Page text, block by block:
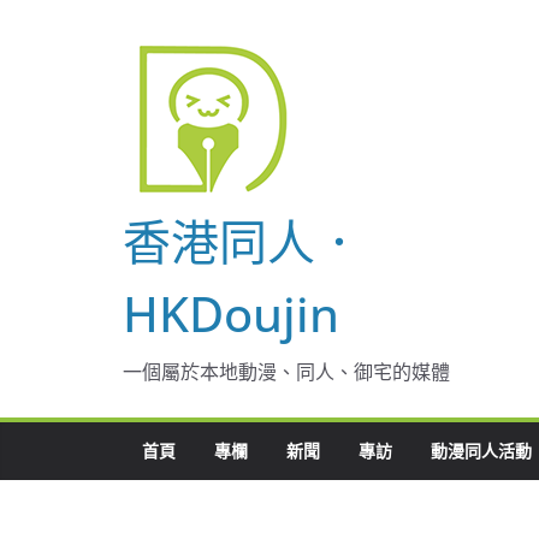
香港同人．
HKDoujin
一個屬於本地動漫、同人、御宅的媒體
首頁 專欄 新聞 專訪 動漫同人活動